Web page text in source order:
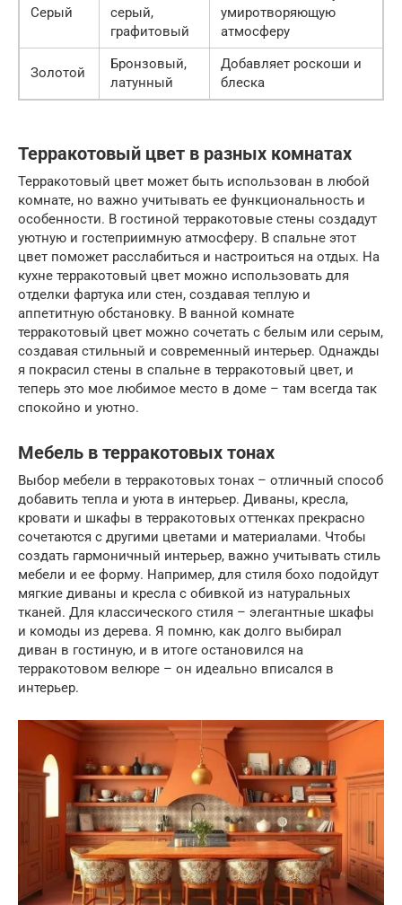
Серый
серый,
графитовый
умиротворяющую
атмосферу
Золотой
Бронзовый,
латунный
Добавляет роскоши и
блеска
Терракотовый цвет в разных комнатах
Терракотовый цвет может быть использован в любой
комнате, но важно учитывать ее функциональность и
особенности. В гостиной терракотовые стены создадут
уютную и гостеприимную атмосферу. В спальне этот
цвет поможет расслабиться и настроиться на отдых. На
кухне терракотовый цвет можно использовать для
отделки фартука или стен, создавая теплую и
аппетитную обстановку. В ванной комнате
терракотовый цвет можно сочетать с белым или серым,
создавая стильный и современный интерьер. Однажды
я покрасил стены в спальне в терракотовый цвет, и
теперь это мое любимое место в доме – там всегда так
спокойно и уютно.
Мебель в терракотовых тонах
Выбор мебели в терракотовых тонах – отличный способ
добавить тепла и уюта в интерьер. Диваны, кресла,
кровати и шкафы в терракотовых оттенках прекрасно
сочетаются с другими цветами и материалами. Чтобы
создать гармоничный интерьер, важно учитывать стиль
мебели и ее форму. Например, для стиля бохо подойдут
мягкие диваны и кресла с обивкой из натуральных
тканей. Для классического стиля – элегантные шкафы
и комоды из дерева. Я помню, как долго выбирал
диван в гостиную, и в итоге остановился на
терракотовом велюре – он идеально вписался в
интерьер.